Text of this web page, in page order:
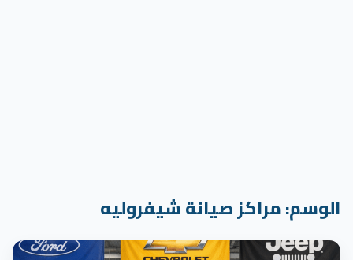
الوسم:مراكز صيانة شيفروليه